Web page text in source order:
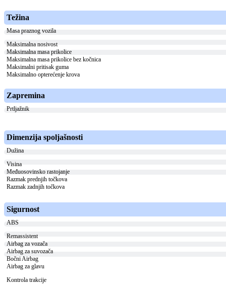
Težina
Masa praznog vozila
Maksimalna nosivost
Maksimalna masa prikolice
Maksimalna masa prikolice bez kočnica
Maksimalni pritisak guma
Maksimalno opterećenje krova
Zapremina
Prtljažnik
Dimenzija spoljašnosti
Dužina
Visina
Međuosovinsko rastojanje
Razmak prednjih točkova
Razmak zadnjih točkova
Sigurnost
ABS
Remassistent
Airbag za vozača
Airbag za suvozača
Bočni Airbag
Airbag za glavu
Kontrola trakcije